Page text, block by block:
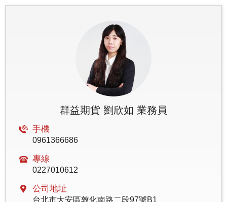
群益期貨 劉欣如 業務員
手機
0961366686
專線
0227010612
公司地址
台北市大安區敦化南路二段97號B1